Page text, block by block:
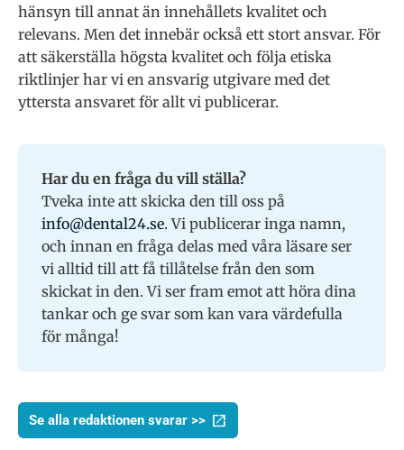
hänsyn till annat än innehållets kvalitet och
relevans. Men det innebär också ett stort ansvar. För
att säkerställa högsta kvalitet och följa etiska
riktlinjer har vi en ansvarig utgivare med det
yttersta ansvaret för allt vi publicerar.
Har du en fråga du vill ställa?
Tveka inte att skicka den till oss på
info@dental24.se. Vi publicerar inga namn,
och innan en fråga delas med våra läsare ser
vi alltid till att få tillåtelse från den som
skickat in den. Vi ser fram emot att höra dina
tankar och ge svar som kan vara värdefulla
för många!
Se alla redaktionen svarar >>